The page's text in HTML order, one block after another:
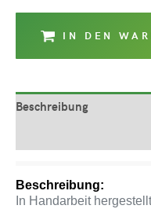
IN DEN
Beschreibung
Beschreibung:
In Handarbeit